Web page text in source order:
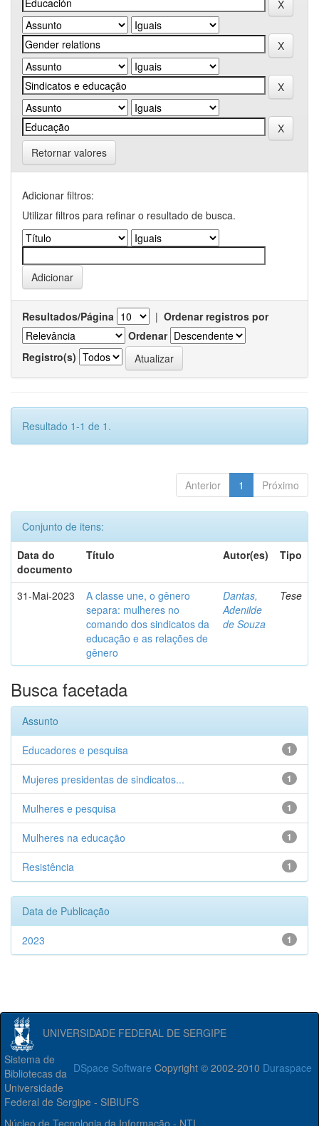
Retornar valores
Adicionar filtros:
Utilizar filtros para refinar o resultado de busca.
Resultados/Página | Ordenar registros por
Ordenar
Registro(s)
Resultado 1-1 de 1.
Anterior 1 Próximo
Conjunto de itens:
Data do
documento
Título Autor(es) Tipo
31-Mai-2023
A classe une, o gênero
separa: mulheres no
comando dos sindicatos da
educação e as relações de
gênero
Dantas,
Adenilde
de Souza
Tese
Busca facetada
Assunto
1
Educadores e pesquisa
1
Mujeres presidentas de sindicatos...
1
Mulheres e pesquisa
1
Mulheres na educação
1
Resistência
Data de Publicação
1
2023
UNIVERSIDADE FEDERAL DE SERGIPE
DSpace Software Copyright © 2002-2010 Duraspace
Sistema de
Bibliotecas da
Universidade
Federal de Sergipe - SIBIUFS
Núcleo de Tecnologia da Informação - NTI